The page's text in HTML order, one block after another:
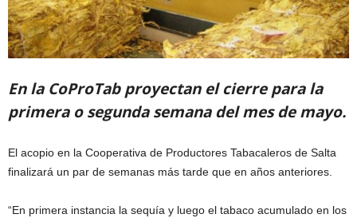
En la CoProTab proyectan el cierre para la
primera o segunda semana del mes de mayo.
El acopio en la Cooperativa de Productores Tabacaleros de Salta
finalizará un par de semanas más tarde que en años anteriores.
“En primera instancia la sequía y luego el tabaco acumulado en los